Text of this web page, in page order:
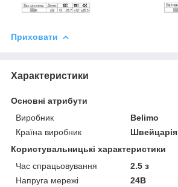
Приховати
Характеристики
Основні атрибути
Виробник
Belimo
Країна виробник
Швейцарія
Користувальницькі характеристики
Час спрацьовування
2.5 з
Напруга мережі
24В